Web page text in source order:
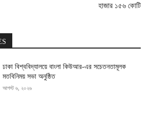
হাজার ১৫৬ কোটি
ঢাকা বিশ্ববিদ্যালয়ে বাংলা কিউআর-এর সচেতনতামূলক
মতবিনিময় সভা অনুষ্ঠিত
আগস্ট ৬, ২০২৬